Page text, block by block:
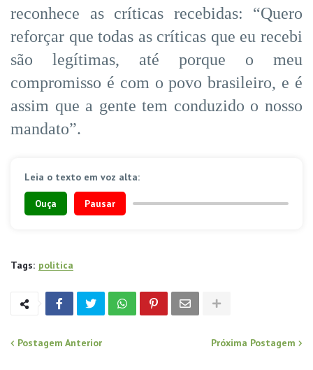
reconhece as críticas recebidas: “Quero
reforçar que todas as críticas que eu recebi
são legítimas, até porque o meu
compromisso é com o povo brasileiro, e é
assim que a gente tem conduzido o nosso
mandato”.
Leia o texto em voz alta:
Ouça Pausar
Tags: politica
Postagem Anterior Próxima Postagem